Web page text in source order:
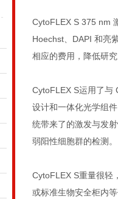
CytoFLEX S 375 nm
Hoechst、DAPI 和亮
相应的费用，降低研
CytoFLEX S运用了与
设计和一体化光学组
统带来了的激发与发
弱阳性细胞群的检测。
CytoFLEX S重量很轻
或标准生物安全柜内